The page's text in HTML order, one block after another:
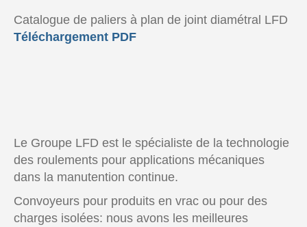
Catalogue de paliers à plan de joint diamétral LFD
Téléchargement PDF
Le Groupe LFD est le spécialiste de la technologie
des roulements pour applications mécaniques
dans la manutention continue.
Convoyeurs pour produits en vrac ou pour des
charges isolées: nous avons les meilleures